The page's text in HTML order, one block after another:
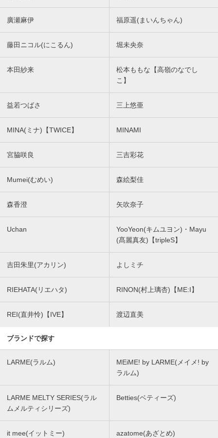
廣瀬麻伊 福原遥(まいんちゃん)
藤田ニコル(にこるん) 堀未央奈
本田紗来
松本ももな【高嶺のなでし
こ】
益若つばさ 三上悠亜
MINA(ミナ)【TWICE】 MINAMI
宮脇咲良 三吉彩花
Mumei(むめい) 森絵梨佳
森香澄 矢吹奈子
Uchan
YooYeon(キムユヨン)・Mayu
(髙麗真友)【tripleS】
吉田朱里(アカリン) よしミチ
RIEHATA(リエハタ) RINON(村上璃杏)【ME:I】
REI(直井怜)【IVE】 渡辺直美
ブランドで探す
LARME(ラルム)
MEiME! by LARME(メイメ! by
ラルム)
LARME MELTY SERIES(ラル
ムメルティシリーズ)
Betties(ベティーズ)
it mee(イットミー) azatome(あざとめ)